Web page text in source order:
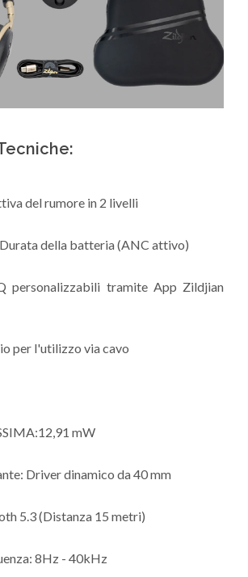
del rumore in 2 livelli
della batteria (ANC attivo)
personalizzabili tramite App Zildjian
per l'utilizzo via cavo
mW
Driver dinamico da 40 mm
5.3 (Distanza 15 metri)
8Hz - 40kHz